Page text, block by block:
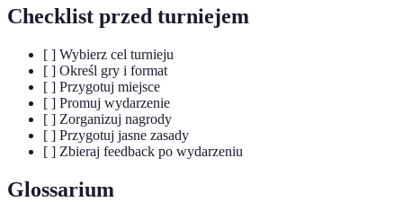
Checklist przed turniejem
[ ] Wybierz cel turnieju
[ ] Określ gry i format
[ ] Przygotuj miejsce
[ ] Promuj wydarzenie
[ ] Zorganizuj nagrody
[ ] Przygotuj jasne zasady
[ ] Zbieraj feedback po wydarzeniu
Glossarium